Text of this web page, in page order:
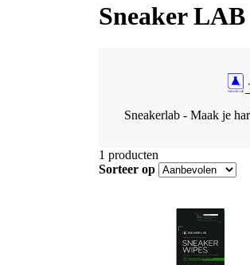
Sneaker LAB
Sneakerlab - Maak je
1 producten
Sorteer op